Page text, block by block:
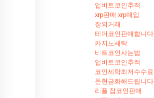
업비트코인추적
xrp판매 xrp매입
장외거래
테더코인판매합니다
카지노세탁
비트코인사는법
업비트코인추적
코인세탁최저수수료
돈현금화해드립니다
리플 잡코인판매